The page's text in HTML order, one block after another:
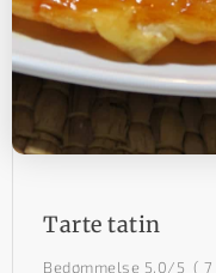
Tarte tatin
Bedømmelse 5.0/5 ( 7